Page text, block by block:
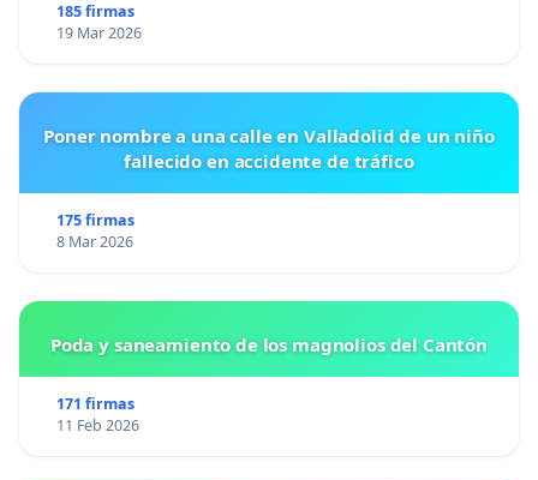
185 firmas
19 Mar 2026
Poner nombre a una calle en Valladolid de un niño
fallecido en accidente de tráfico
175 firmas
8 Mar 2026
Poda y saneamiento de los magnolios del Cantón
171 firmas
11 Feb 2026